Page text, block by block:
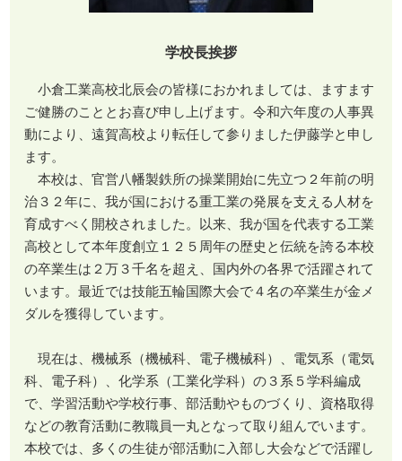
学校長挨拶
小倉工業高校北辰会の皆様におかれましては、ますます
ご健勝のこととお喜び申し上げます。令和六年度の人事異
動により、遠賀高校より転任して参りました伊藤学と申し
ます。
本校は、官営八幡製鉄所の操業開始に先立つ２年前の明
治３２年に、我が国における重工業の発展を支える人材を
育成すべく開校されました。以来、我が国を代表する工業
高校として本年度創立１２５周年の歴史と伝統を誇る本校
の卒業生は２万３千名を超え、国内外の各界で活躍されて
います。最近では技能五輪国際大会で４名の卒業生が金メ
ダルを獲得しています。
現在は、機械系（機械科、電子機械科）、電気系（電気
科、電子科）、化学系（工業化学科）の３系５学科編成
で、学習活動や学校行事、部活動やものづくり、資格取得
などの教育活動に教職員一丸となって取り組んでいます。
本校では、多くの生徒が部活動に入部し大会などで活躍し